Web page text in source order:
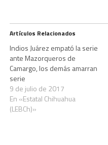
Artículos Relacionados
Indios Juárez empató la serie
ante Mazorqueros de
Camargo, los demás amarran
serie
9 de julio de 2017
En «Estatal Chihuahua
(LEBCh)»